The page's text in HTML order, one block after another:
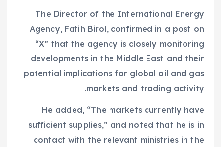
The Director of the International Energy
Agency, Fatih Birol, confirmed in a post on
“X” that the agency is closely monitoring
developments in the Middle East and their
potential implications for global oil and gas
markets and trading activity.
He added, “The markets currently have
sufficient supplies,” and noted that he is in
contact with the relevant ministries in the